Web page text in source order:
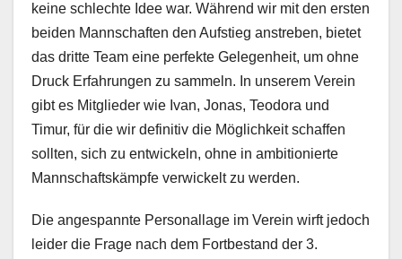
keine schlechte Idee war. Während wir mit den ersten
beiden Mannschaften den Aufstieg anstreben, bietet
das dritte Team eine perfekte Gelegenheit, um ohne
Druck Erfahrungen zu sammeln. In unserem Verein
gibt es Mitglieder wie Ivan, Jonas, Teodora und
Timur, für die wir definitiv die Möglichkeit schaffen
sollten, sich zu entwickeln, ohne in ambitionierte
Mannschaftskämpfe verwickelt zu werden.
Die angespannte Personallage im Verein wirft jedoch
leider die Frage nach dem Fortbestand der 3.